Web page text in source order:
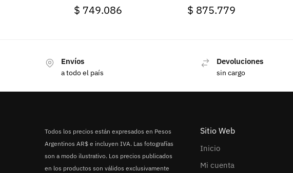
IP67 IK10 WDR
$ 749.086
retención de 7 días,
$ 875.779
Envíos
a todo el país
Devoluciones
sin cargo
Todos los precios están expresados en Pesos
Argentinos AR$ e incluyen IVA. Las fotografías
son a modo ilustrativo. Los precios publicados
en los productos son válidos exclusivamente
Sitio Web
Inicio
Mi cuenta